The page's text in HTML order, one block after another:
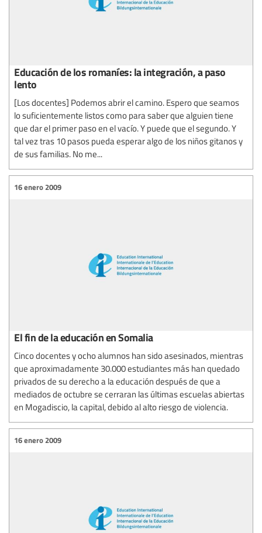
Educación de los romaníes: la integración, a paso
lento
[Los docentes] Podemos abrir el camino. Espero que seamos
lo suficientemente listos como para saber que alguien tiene
que dar el primer paso en el vacío. Y puede que el segundo. Y
tal vez tras 10 pasos pueda esperar algo de los niños gitanos y
de sus familias. No me...
16 enero 2009
El fin de la educación en Somalia
Cinco docentes y ocho alumnos han sido asesinados, mientras
que aproximadamente 30.000 estudiantes más han quedado
privados de su derecho a la educación después de que a
mediados de octubre se cerraran las últimas escuelas abiertas
en Mogadiscio, la capital, debido al alto riesgo de violencia.
16 enero 2009